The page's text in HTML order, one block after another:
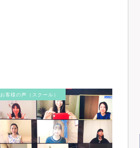
お客様の声（スクール）